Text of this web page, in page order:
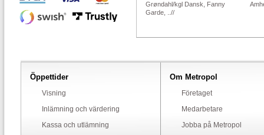
Grøndahl/kgl Dansk, Fanny
Garde, ..//
Öppettider
Visning
Inlämning och värdering
Kassa och utlämning
Om Metropol
Företaget
Medarbetare
Jobba på Metropol